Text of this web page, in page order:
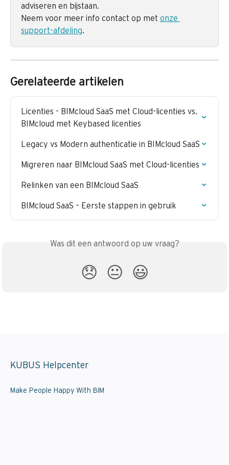
adviseren en bijstaan.
Neem voor meer info contact op met onze
support-afdeling.
Gerelateerde artikelen
Licenties - BIMcloud SaaS met Cloud-licenties vs.
BIMcloud met Keybased licenties
Legacy vs Modern authenticatie in BIMcloud SaaS
Migreren naar BIMcloud SaaS met Cloud-licenties
Relinken van een BIMcloud SaaS
BIMcloud SaaS – Eerste stappen in gebruik
Was dit een antwoord op uw vraag?
😞 😐 😃
KUBUS Helpcenter
Make People Happy With BIM